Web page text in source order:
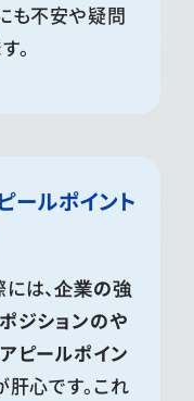
も不安や疑問
。
ールポイント
は、企業の強
ジションのや
ピールポイン
肝心です。これ